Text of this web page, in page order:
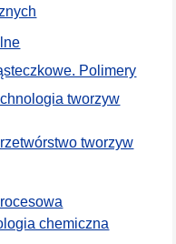
Polimery
tworzyw
tworzyw
chemiczna